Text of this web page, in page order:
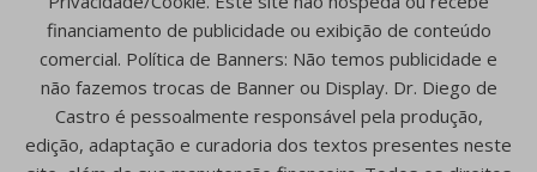
financiamento de publicidade ou exibição de conteúdo
comercial. Política de Banners: Não temos publicidade e
não fazemos trocas de Banner ou Display. Dr. Diego de
Castro é pessoalmente responsável pela produção,
edição, adaptação e curadoria dos textos presentes neste